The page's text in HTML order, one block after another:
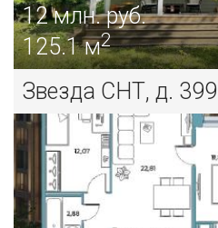
12млн. руб.
125.1 м2
Звезда СНТ, д. 399